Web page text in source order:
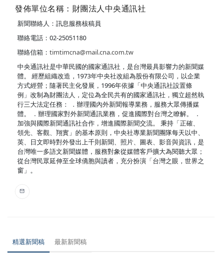
發佈單位名稱：財團法人中央通訊社
新聞聯絡人：訊息服務核稿員
聯絡電話：02-25051180
聯絡信箱： timtimcna@mail.cna.com.tw
中央通訊社是中華民國的國家通訊社，是台灣最具影響力的新聞媒
體。 經歷組織改造，1973年中央社改組為股份有限公司，以企業
方式經營；隨著民主化發展，1996年依據「中央通訊社設置條
例」改制為財團法人，定位為全民共有的國家通訊社，獨立超然執
行三大法定任務： ．辦理國內外新聞報導業務，服務大眾傳播媒
體。 ．辦理國家對外新聞通訊業務，促進國際對台灣之瞭解。 ．
加強與國際新聞通訊社合作，增進國際新聞交流。 秉持「正確、
領先、客觀、翔實」的基本原則，中央社專業新聞團隊每天以中、
英、日文即時對外發出上千則新聞、照片、圖表、影音與資訊，是
台灣唯一多語文新聞媒體，服務對象從媒體客戶擴大為閱聽大眾；
從台灣民眾延伸至全球僑胞與讀者，充分扮演「台灣之眼，世界之
窗」。
精選新聞稿 最新新聞稿